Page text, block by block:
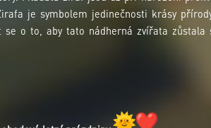
je symbolem jedinečnosti krásy
o to, aby tato nádherná zvířata zůstala